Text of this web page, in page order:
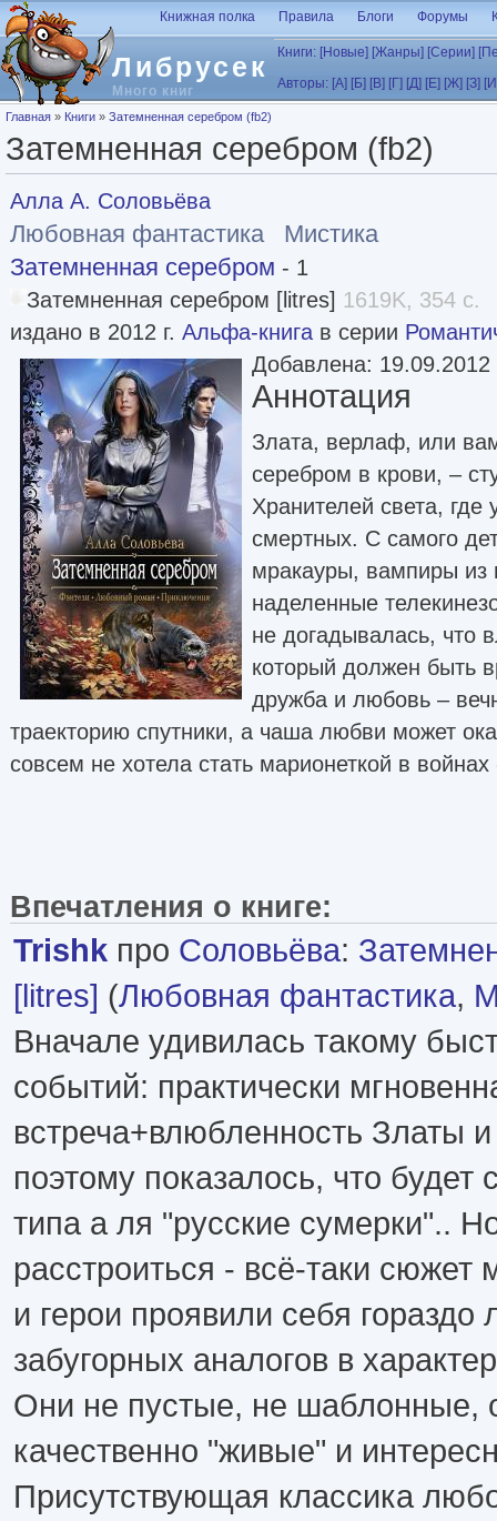
Перейти к основному содержанию
Либрусек
Много книг
Книжная полка Правила Блоги Форумы
Книги: [Новые] [Жанры] [Серии]
Авторы: [А] [Б] [В] [Г] [Д] [Е] [Ж] [З]
Вы здесь
Главная » Книги » Затемненная серебром (fb2)
Затемненная серебром (fb2)
Алла А. Соловьёва
Любовная фантастика
Мистика
Затемненная серебром - 1
Затемненная серебром [litres] 1619K, 354 с.
издано в 2012 г. Альфа-книга в серии
Добавлена: 19.09.2012
Аннотация
Злата, верлаф, или
серебром в крови, –
Хранителей света,
смертных. С самого
мракауры, вампиры из
наделенные
не догадывалась, что
который должен быть
дружба и любовь –
траекторию спутники, а чаша любви может
совсем не хотела стать марионеткой в
Впечатления о книге:
Trishk про Соловьёва:
[litres] (Любовная фантастика,
Вначале удивилась такому
событий: практически
встреча+влюбленность Златы
поэтому показалось, что будет
типа а ля "русские сумерки"..
расстроиться - всё-таки сюжет
и герои проявили себя гораздо
забугорных аналогов в
Они не пустые, не шаблонные,
качественно "живые" и
Присутствующая классика